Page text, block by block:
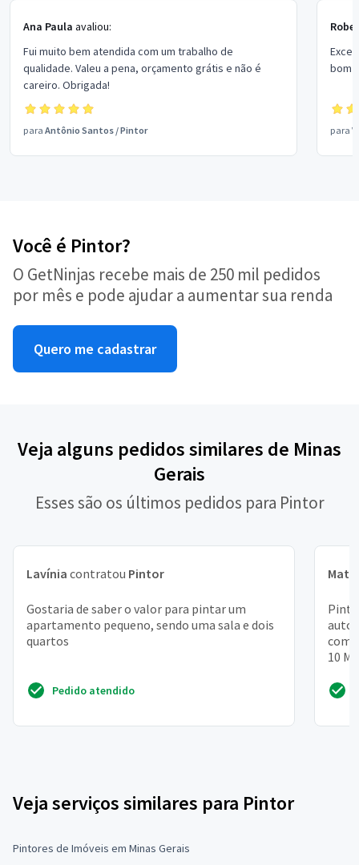
Ana Paula avaliou:
Fui muito bem atendida com um trabalho de
qualidade. Valeu a pena, orçamento grátis e não é
careiro. Obrigada!
para Antônio Santos /Pintor
bom
para
Você é Pintor?
O GetNinjas recebe mais de 250 mil pedidos
por mês e pode ajudar a aumentar sua renda
Quero me cadastrar
Veja alguns pedidos similares de Minas
Gerais
Esses são os últimos pedidos para Pintor
Lavínia contratou Pintor
Gostaria de saber o valor para pintar um
apartamento pequeno, sendo uma sala e dois
quartos
Pedido atendido
10
Veja serviços similares para Pintor
Pintores de Imóveis em Minas Gerais